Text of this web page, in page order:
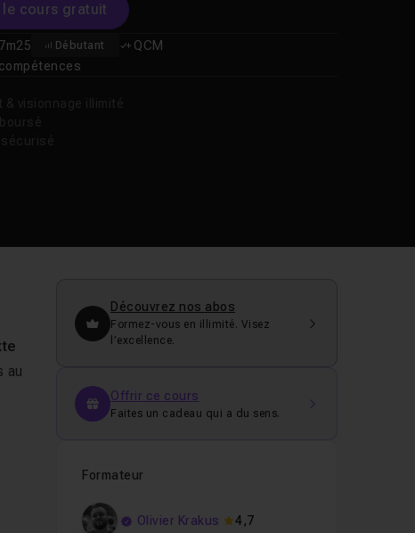
cours gratuit
Débutant
QCM
au
Découvrez nos abos
Formez-vous en illimité. Visez
l’excellence.
Offrir ce cours
Faites un cadeau qui a du sens.
Formateur
Olivier Krakus 4,7